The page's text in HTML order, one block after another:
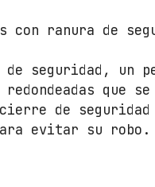
P
r
t
á
t
con ranura de
seguridad, un
redondeadas
de seguridad
evitar su robo.